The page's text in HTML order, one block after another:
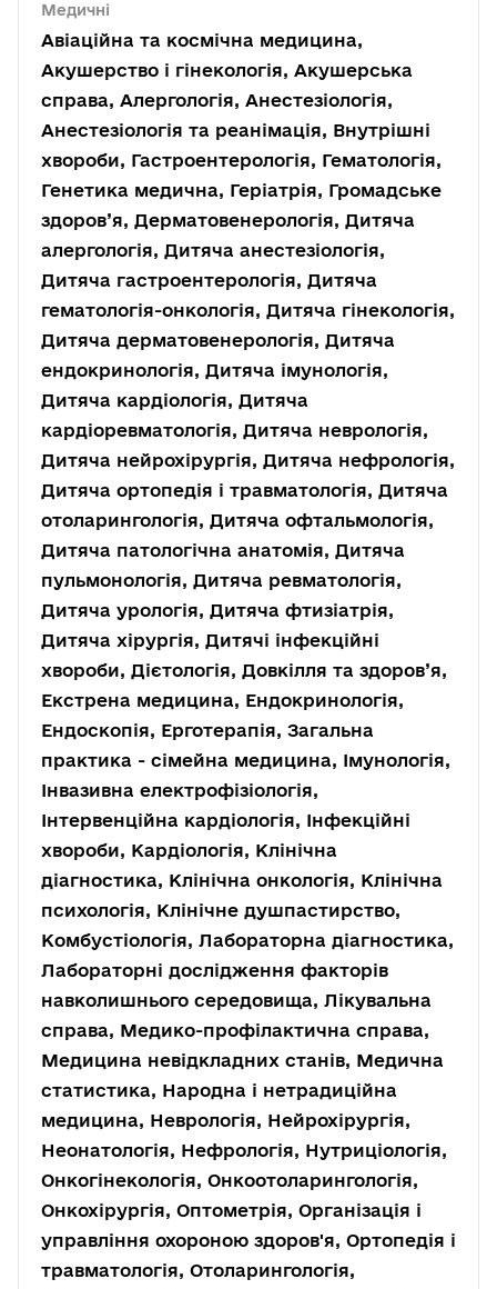
Медичні
Авіаційна та космічна медицина,
Акушерство і гінекологія, Акушерська
справа, Алергологія, Анестезіологія,
Анестезіологія та реанімація, Внутрішні
хвороби, Гастроентерологія, Гематологія,
Генетика медична, Геріатрія, Громадське
здоров’я, Дерматовенерологія, Дитяча
алергологія, Дитяча анестезіологія,
Дитяча гастроентерологія, Дитяча
гематологія-онкологія, Дитяча гінекологія,
Дитяча дерматовенерологія, Дитяча
ендокринологія, Дитяча імунологія,
Дитяча кардіологія, Дитяча
кардіоревматологія, Дитяча неврологія,
Дитяча нейрохірургія, Дитяча нефрологія,
Дитяча ортопедія і травматологія, Дитяча
отоларингологія, Дитяча офтальмологія,
Дитяча патологічна анатомія, Дитяча
пульмонологія, Дитяча ревматологія,
Дитяча урологія, Дитяча фтизіатрія,
Дитяча хірургія, Дитячі інфекційні
хвороби, Дієтологія, Довкілля та здоров’я,
Екстрена медицина, Ендокринологія,
Ендоскопія, Ерготерапія, Загальна
практика - сімейна медицина, Імунологія,
Інвазивна електрофізіологія,
Інтервенційна кардіологія, Інфекційні
хвороби, Кардіологія, Клінічна
діагностика, Клінічна онкологія, Клінічна
психологія, Клінічне душпастирство,
Комбустіологія, Лабораторна діагностика,
Лабораторні дослідження факторів
навколишнього середовища, Лікувальна
справа, Медико-профілактична справа,
Медицина невідкладних станів, Медична
статистика, Народна і нетрадиційна
медицина, Неврологія, Нейрохірургія,
Неонатологія, Нефрологія, Нутриціологія,
Онкогінекологія, Онкоотоларингологія,
Онкохірургія, Оптометрія, Організація і
управління охороною здоров'я, Ортопедія і
травматологія, Отоларингологія,